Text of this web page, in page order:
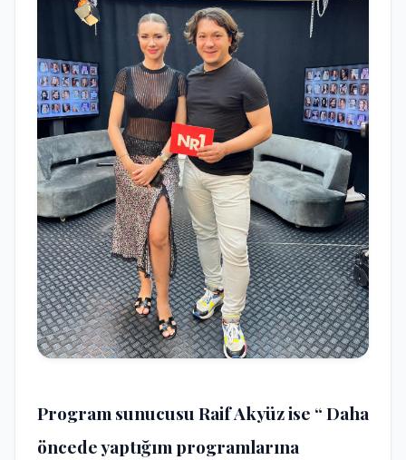
Program sunucusu Raif Akyüz ise “ Daha
öncede yaptığım programlarına